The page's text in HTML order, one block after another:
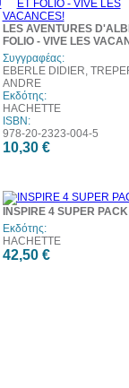
LES AVENTURES
FOLIO - VIVE LES
Συγγραφέας:
EBERLE DIDIER,
ANDRE
Εκδότης:
HACHETTE
ISBN:
978-20-2323-004-5
10,30 €
INSPIRE 4 SUPER PACK
Εκδότης:
HACHETTE
42,50 €